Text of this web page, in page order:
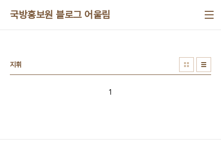
국방홍보원 블로그 어울림
지휘
1